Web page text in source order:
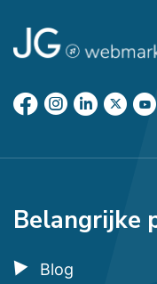
Belangrijke
Blog